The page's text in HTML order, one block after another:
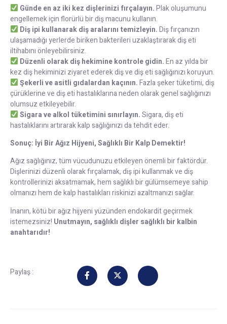
Günde en az iki kez dişlerinizi fırçalayın.Plak oluşumunu
engellemek için florürlü bir diş macunu kullanın.
Diş ipi kullanarak diş aralarını temizleyin.Diş fırçanızın
ulaşamadığı yerlerde biriken bakterileri uzaklaştırarak diş eti
iltihabını önleyebilirsiniz.
Düzenli olarak diş hekimine kontrole gidin.En az yılda bir
kez diş hekiminizi ziyaret ederek diş ve diş eti sağlığınızı koruyun.
Şekerli ve asitli gıdalardan kaçının.Fazla şeker tüketimi, diş
çürüklerine ve diş eti hastalıklarına neden olarak genel sağlığınızı
olumsuz etkileyebilir.
Sigara ve alkol tüketimini sınırlayın.Sigara, diş eti
hastalıklarını artırarak kalp sağlığınızı da tehdit eder.
Sonuç: İyi Bir Ağız Hijyeni, Sağlıklı Bir Kalp Demektir!
Ağız sağlığınız, tüm vücudunuzu etkileyen önemli bir faktördür.
Dişlerinizi düzenli olarak fırçalamak, diş ipi kullanmak ve diş
kontrollerinizi aksatmamak, hem sağlıklı bir gülümsemeye sahip
olmanızı hem de kalp hastalıkları riskinizi azaltmanızı sağlar.
İnanın, kötü bir ağız hijyeni yüzünden endokardit geçirmek
istemezsiniz! Unutmayın, sağlıklı dişler sağlıklı bir kalbin
anahtarıdır!
Paylaş :